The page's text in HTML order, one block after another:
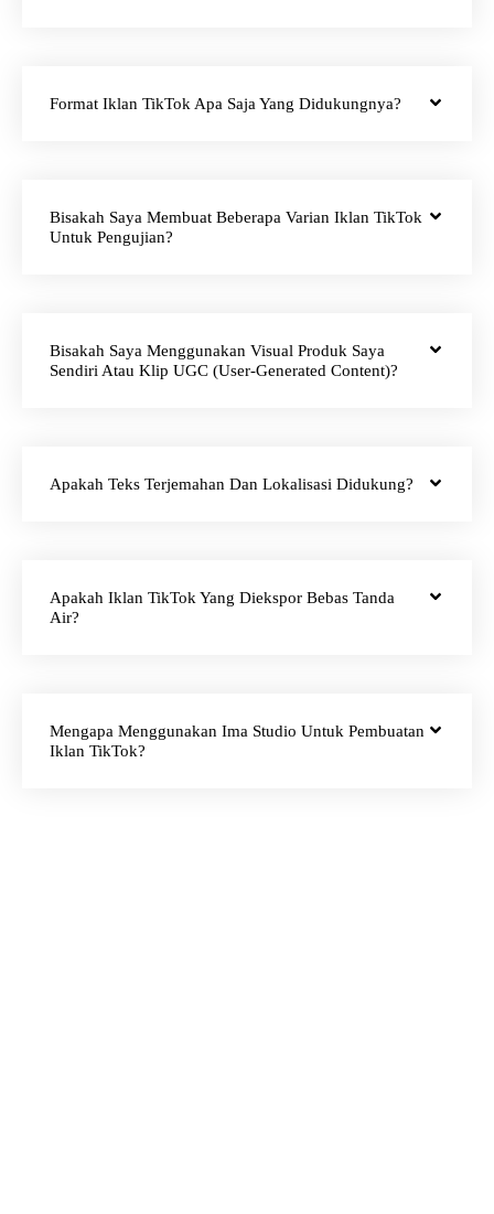
Format Iklan TikTok Apa Saja Yang Didukungnya?
Bisakah Saya Membuat Beberapa Varian Iklan TikTok
Untuk Pengujian?
Bisakah Saya Menggunakan Visual Produk Saya
Sendiri Atau Klip UGC (User-Generated Content)?
Apakah Teks Terjemahan Dan Lokalisasi Didukung?
Apakah Iklan TikTok Yang Diekspor Bebas Tanda
Air?
Mengapa Menggunakan Ima Studio Untuk Pembuatan
Iklan TikTok?